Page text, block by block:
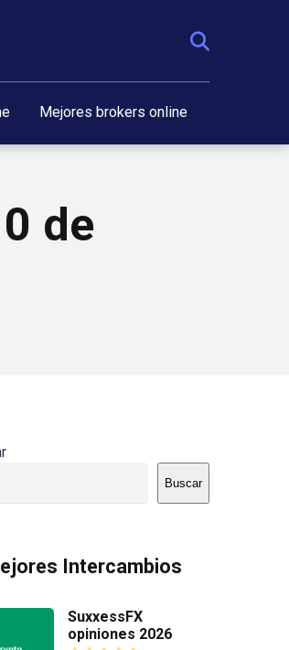
Mejores brokers online
de
Buscar
Intercambios
SuxxessFX
opiniones 2026